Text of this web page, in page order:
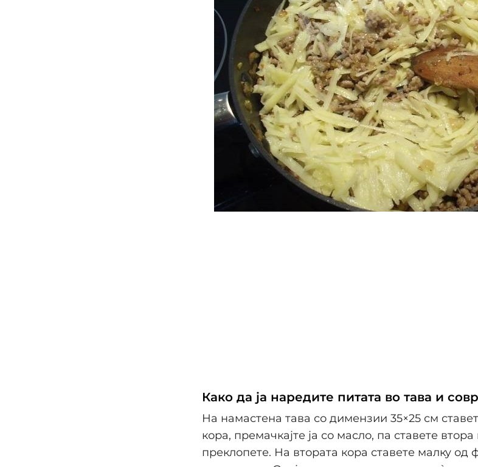
Како да ја наредите питата во тава и
На намастена тава со димензии 35×25 см
кора, премачкајте ја со масло, па ставете
преклопете. На втората кора ставете малку од